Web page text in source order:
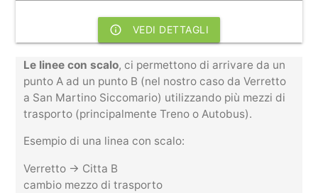
info_outline VEDI DETTAGLI
Le linee con scalo, ci permettono di arrivare da un
punto A ad un punto B (nel nostro caso da Verretto
a San Martino Siccomario) utilizzando più mezzi di
trasporto (principalmente Treno o Autobus).
Esempio di una linea con scalo:
Verretto -> Citta B
cambio mezzo di trasporto